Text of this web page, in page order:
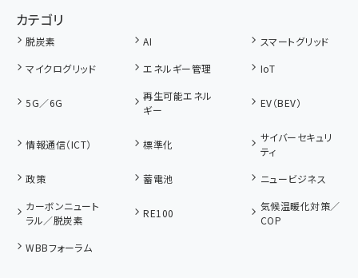
カテゴリ
脱炭素 AI
スマートグリッド
マイクログリッド
エネルギー管理 IoT
5G／6G
再生可能エネル
ギー
EV（BEV）
情報通信（ICT） 標準化
サイバーセキュリ
ティ
政策
蓄電池
ニュービジネス
カーボンニュート
ラル／脱炭素
RE100
気候温暖化対策／
COP
WBBフォーラム